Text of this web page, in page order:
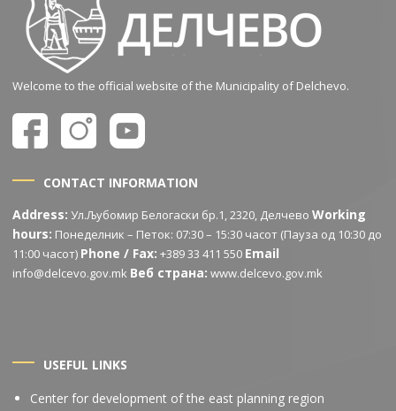
Welcome to the official website of the Municipality of Delchevo.
CONTACT INFORMATION
Address: Ул.Љубомир Белогаски бр.1, 2320, ДелчевоWorking
hours: Понеделник – Петок: 07:30 – 15:30 часот (Пауза од 10:30 до
11:00 часот) Phone / Fax: +389 33 411 550 Email
info@delcevo.gov.mk Веб страна: www.delcevo.gov.mk
USEFUL LINKS
Center for development of the east planning region